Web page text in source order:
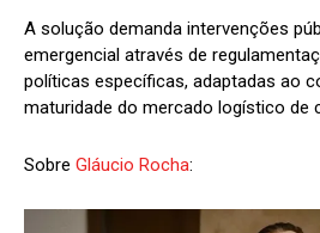
A solução demanda intervenções
emergencial através de
políticas específicas, adaptadas ao
maturidade do mercado logístico de
Sobre Gláucio Rocha: